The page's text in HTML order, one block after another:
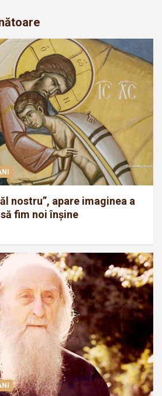
nostru”, apare imaginea a
fim noi înșine